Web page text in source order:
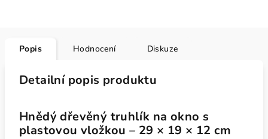
Popis Hodnocení Diskuze
Detailní popis produktu
Hnědý dřevěný truhlík na okno s
plastovou vložkou – 29 × 19 × 12 cm